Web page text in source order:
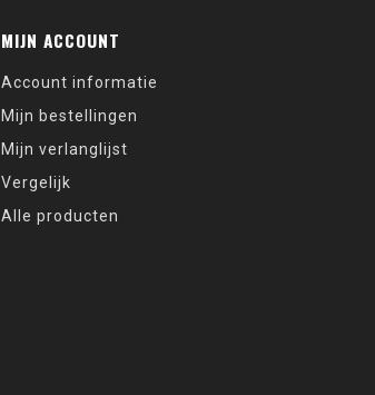
MIJN ACCOUNT
Account informatie
Mijn bestellingen
Mijn verlanglijst
Vergelijk
Alle producten